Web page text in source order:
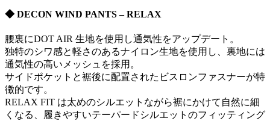
◆ DECON WIND PANTS – RELAX
腰裏にDOT AIR 生地を使用し通気性をアップデート。
独特のシワ感と軽さのあるナイロン生地を使用し、裏地には
通気性の高いメッシュを採用。
サイドポケットと裾後に配置されたビスロンファスナーが特
徴的です。
RELAX FIT は太めのシルエットながら裾にかけて自然に細
くなる、履きやすいテーパードシルエットのフィッティング